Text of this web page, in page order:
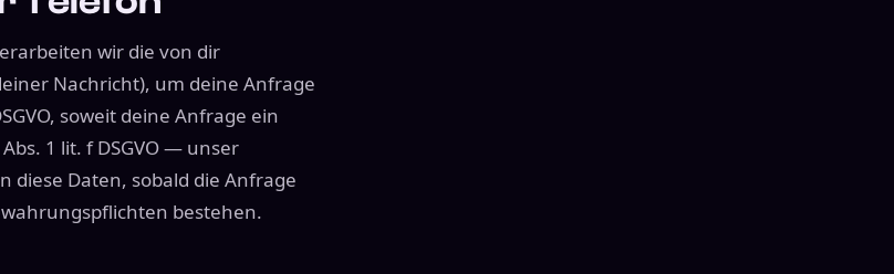
wir die von dir
Nachricht), um deine Anfrage
soweit deine Anfrage ein
1 lit. f DSGVO — unser
diese Daten, sobald die Anfrage
bestehen.